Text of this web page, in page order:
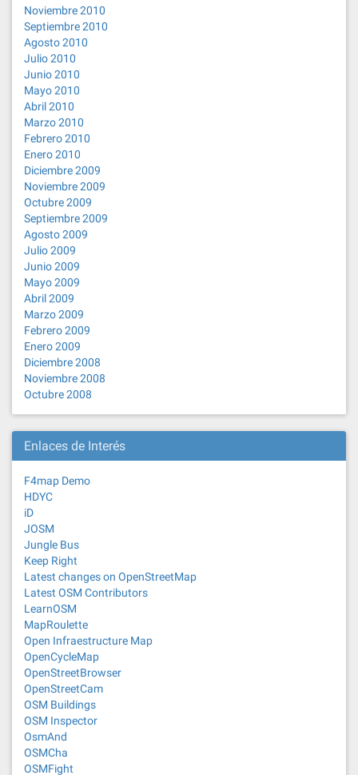
Noviembre 2010
Septiembre 2010
Agosto 2010
Julio 2010
Junio 2010
Mayo 2010
Abril 2010
Marzo 2010
Febrero 2010
Enero 2010
Diciembre 2009
Noviembre 2009
Octubre 2009
Septiembre 2009
Agosto 2009
Julio 2009
Junio 2009
Mayo 2009
Abril 2009
Marzo 2009
Febrero 2009
Enero 2009
Diciembre 2008
Noviembre 2008
Octubre 2008
Enlaces de Interés
F4map Demo
HDYC
iD
JOSM
Jungle Bus
Keep Right
Latest changes on OpenStreetMap
Latest OSM Contributors
LearnOSM
MapRoulette
Open Infraestructure Map
OpenCycleMap
OpenStreetBrowser
OpenStreetCam
OSM Buildings
OSM Inspector
OsmAnd
OSMCha
OSMFight